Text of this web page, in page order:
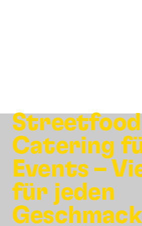
Streetfood
Catering
Events –
für jeden
Geschmack